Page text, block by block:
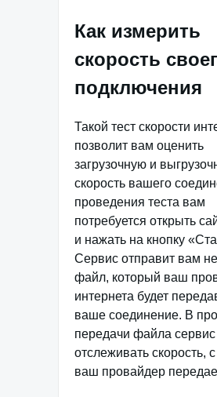
Как измерить
скорость
подключения
Такой тест скорости
позволит вам оценить
загрузочную и
скорость вашего
проведения теста вам
потребуется открыть
и нажать на кнопку
Сервис отправит вам
файл, который ваш
интернета будет
ваше соединение. В
передачи файла сервис
отслеживать скорость,
ваш провайдер